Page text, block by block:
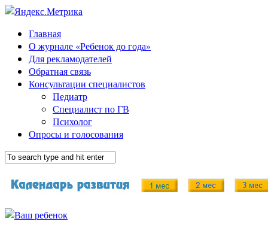
Главная
О журнале «Ребенок до года»
Для рекламодателей
Обратная связь
Консультации специалистов
Педиатр
Специалист по ГВ
Психолог
Опросы и голосования